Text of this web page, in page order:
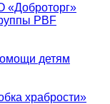
«Доброторг»
PBF
детям
храбрости»